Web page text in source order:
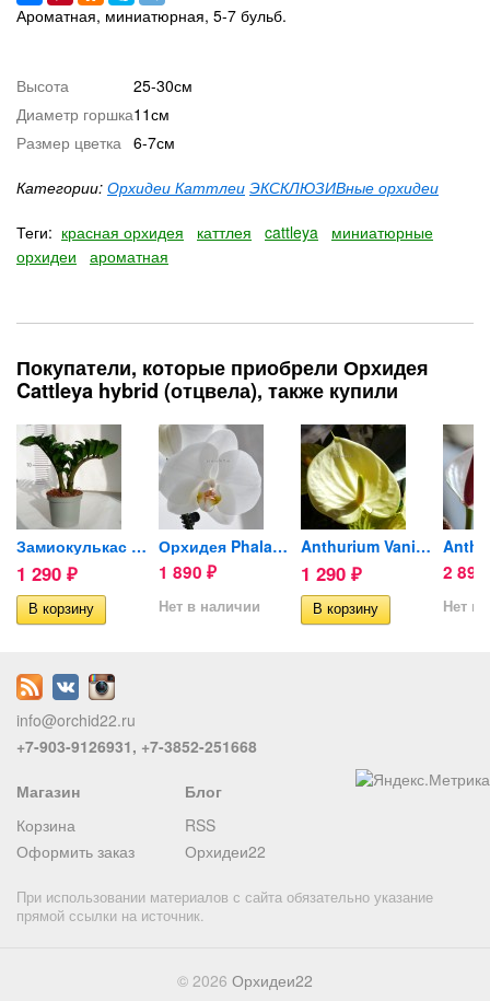
Ароматная, миниатюрная, 5-7 бульб.
Высота
25-30см
Диаметр горшка11см
Размер цветка 6-7см
Категории: Орхидеи Каттлеи ЭКСКЛЮЗИВные орхидеи
Теги: красная орхидея каттлея cattleya
миниатюрные
орхидеи
ароматная
Покупатели, которые приобрели Орхидея
Cattleya hybrid (отцвела), также купили
Замиокулькас Жук (Zenzi) d-9cм
1 290 ₽
Орхидея Phalaenopsis Serena...
1 890 ₽
Нет в наличии
Anthurium Vanilla (отцвел)
1 290 ₽ 2 890
Нет в
info@orchid22.ru
+7-903-9126931, +7-3852-251668
Магазин
Корзина
Оформить заказ
Блог
RSS
Орхидеи22
При использовании материалов с сайта обязательно указание
прямой ссылки на источник.
© 2026 Орхидеи22